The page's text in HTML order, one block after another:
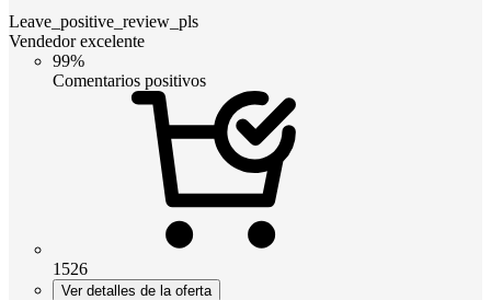
Leave_positive_review_pls
Vendedor excelente
99%
Comentarios positivos
1526
Ver detalles de la oferta